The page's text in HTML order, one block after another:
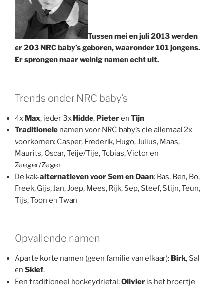
Tussen mei en juli 2013 werden
er 203 NRC baby’s geboren, waaronder 101 jongens.
Er sprongen maar weinig namen echt uit.
Trends onder NRC baby’s
4x Max, ieder 3x Hidde, Pieteren Tijn
Traditionele namen voor NRC baby’s die allemaal 2x
voorkomen: Casper, Frederik, Hugo, Julius, Maas,
Maurits, Oscar, Teije/Tije, Tobias, Victor en
Zeeger/Zeger
De kak-alternatieven voor Sem en Daan: Bas, Ben, Bo,
Freek, Gijs, Jan, Joep, Mees, Rijk, Sep, Steef, Stijn, Teun,
Tijs, Toon en Twan
Opvallende namen
Aparte korte namen (geen familie van elkaar): Birk, Sal
en Skief.
Een traditioneel hockeydrietal:Olivier is het broertje